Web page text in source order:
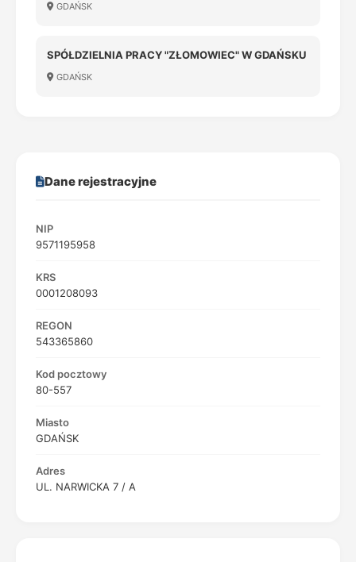
GDAŃSK
SPÓŁDZIELNIA PRACY "ZŁOMOWIEC" W GDAŃSKU
GDAŃSK
Dane rejestracyjne
NIP
9571195958
KRS
0001208093
REGON
543365860
Kod pocztowy
80-557
Miasto
GDAŃSK
Adres
UL. NARWICKA 7 / A